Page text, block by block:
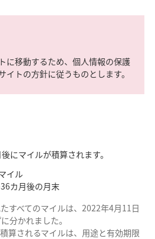
に移動するため、個人情報の保護
イトの方針に従うものとします。
にマイルが積算されます。
イル
カ月後の月末
すべてのマイルは、2022年4月11日
分かれました。
算されるマイルは、用途と有効期限